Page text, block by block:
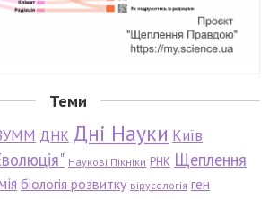
Теми
ДНК Дні Науки Київ
Наукові Пікніки РНК Щеплення
біологія розвитку вірусологія ген